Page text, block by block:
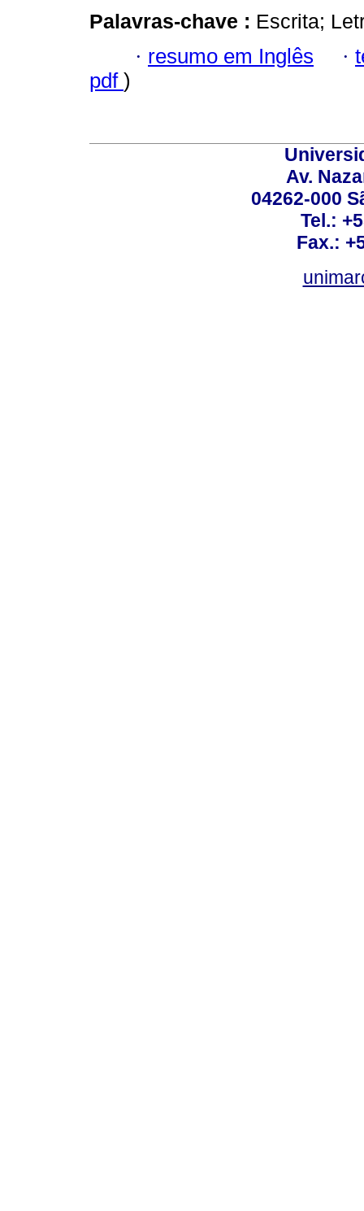
Palavras-chave : Escrita;
· resumo em Inglês ·
pdf )
Av.
04262-000
Tel.:
Fax.: